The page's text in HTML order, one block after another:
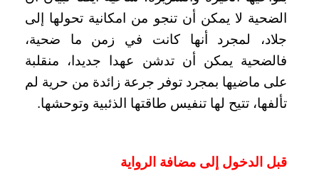
الضحية لا يمكن أن تنجو من امكانية تحولها إلى
جلاد، لمجرد أنها كانت في زمن ما ضحية،
فالضحية يمكن أن تدشن عهدا جديدا، منقلبة
على ماضيها بمجرد توفر جرعة زائدة من حرية لم
تألفها، تتيح لها تنفيس طاقتها الذئبية وتوحشها.
قبل الدخول إلى مضافة الرواية